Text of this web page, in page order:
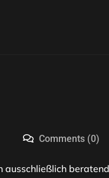
Comments (0)
ausschließlich